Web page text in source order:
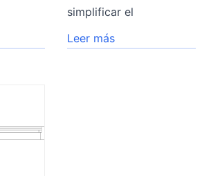
simplificar el
Leer más